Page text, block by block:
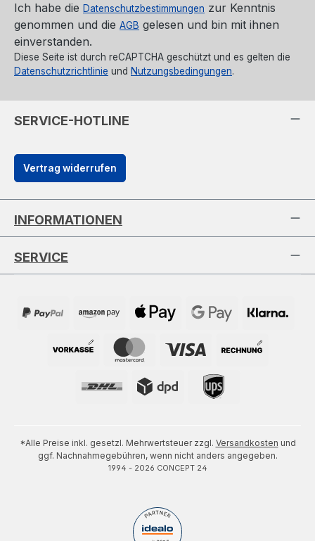
Ich habe die Datenschutzbestimmungen zur Kenntnis
genommen und die AGB gelesen und bin mit ihnen
einverstanden.
Diese Seite ist durch reCAPTCHA geschützt und es gelten die
Datenschutzrichtlinie und Nutzungsbedingungen.
SERVICE-HOTLINE
Vertrag widerrufen
INFORMATIONEN
SERVICE
*Alle Preise inkl. gesetzl. Mehrwertsteuer zzgl. Versandkosten und
ggf. Nachnahmegebühren, wenn nicht anders angegeben.
1994 - 2026 CONCEPT 24